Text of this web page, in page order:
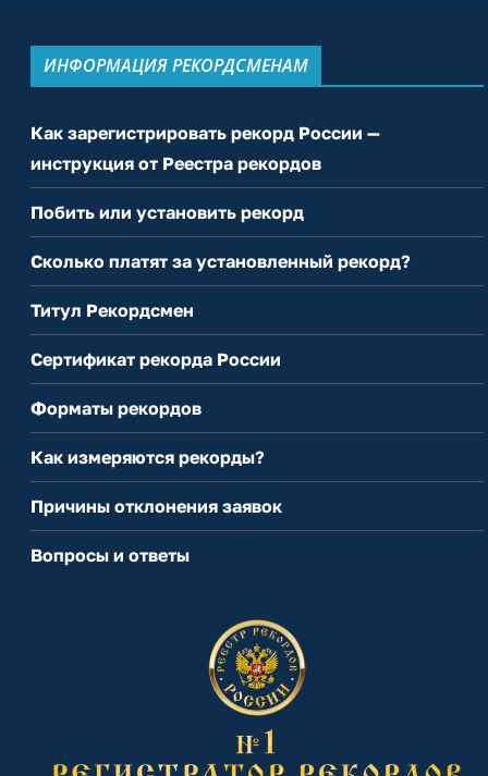
ИНФОРМАЦИЯ РЕКОРДСМЕНАМ
Как зарегистрировать рекорд России —
инструкция от Реестра рекордов
Побить или установить рекорд
Сколько платят за установленный рекорд?
Титул Рекордсмен
Сертификат рекорда России
Форматы рекордов
Как измеряются рекорды?
Причины отклонения заявок
Вопросы и ответы